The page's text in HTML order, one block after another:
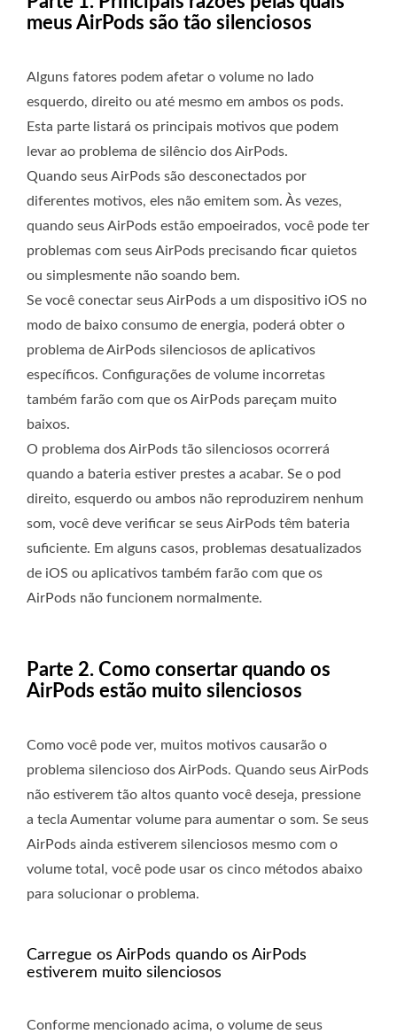
meus AirPods são tão silenciosos
Alguns fatores podem afetar o volume no lado
esquerdo, direito ou até mesmo em ambos os pods.
Esta parte listará os principais motivos que podem
levar ao problema de silêncio dos AirPods.
Quando seus AirPods são desconectados por
diferentes motivos, eles não emitem som. Às vezes,
quando seus AirPods estão empoeirados, você pode ter
problemas com seus AirPods precisando ficar quietos
ou simplesmente não soando bem.
Se você conectar seus AirPods a um dispositivo iOS no
modo de baixo consumo de energia, poderá obter o
problema de AirPods silenciosos de aplicativos
específicos. Configurações de volume incorretas
também farão com que os AirPods pareçam muito
baixos.
O problema dos AirPods tão silenciosos ocorrerá
quando a bateria estiver prestes a acabar. Se o pod
direito, esquerdo ou ambos não reproduzirem nenhum
som, você deve verificar se seus AirPods têm bateria
suficiente. Em alguns casos, problemas desatualizados
de iOS ou aplicativos também farão com que os
AirPods não funcionem normalmente.
Parte 2. Como consertar quando os
AirPods estão muito silenciosos
Como você pode ver, muitos motivos causarão o
problema silencioso dos AirPods. Quando seus AirPods
não estiverem tão altos quanto você deseja, pressione
a tecla Aumentar volume para aumentar o som. Se seus
AirPods ainda estiverem silenciosos mesmo com o
volume total, você pode usar os cinco métodos abaixo
para solucionar o problema.
Carregue os AirPods quando os AirPods
estiverem muito silenciosos
Conforme mencionado acima, o volume de seus